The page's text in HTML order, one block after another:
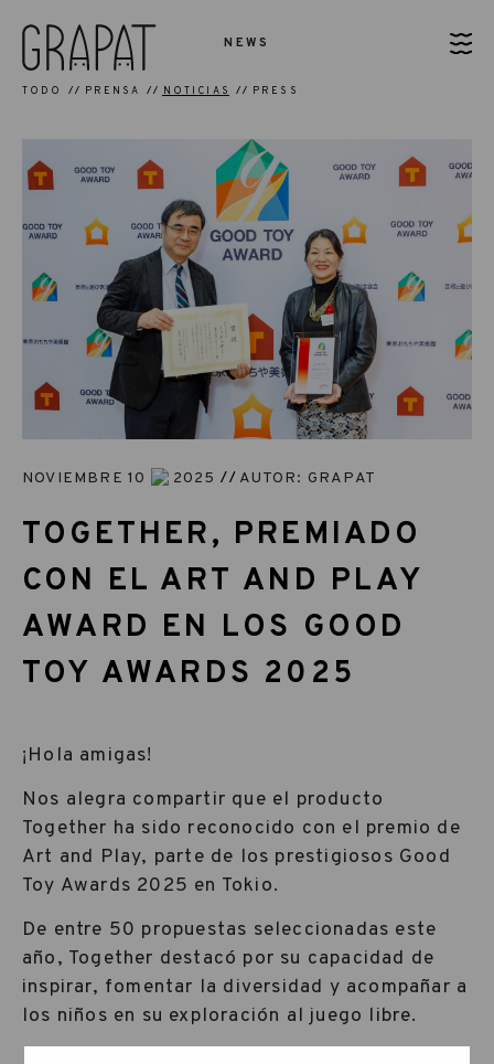
NEWS
TODO PRENSA NOTICIAS PRESS
NOVIEMBRE 10 2025 AUTOR: GRAPAT
TOGETHER, PREMIADO
CON EL ART AND PLAY
AWARD EN LOS GOOD
TOY AWARDS 2025
¡Hola amigas!
Nos alegra compartir que el producto
Together ha sido reconocido con el premio de
Art and Play, parte de los prestigiosos Good
Toy Awards 2025 en Tokio.
De entre 50 propuestas seleccionadas este
año, Together destacó por su capacidad de
inspirar, fomentar la diversidad y acompañar a
los niños en su exploración al juego libre.